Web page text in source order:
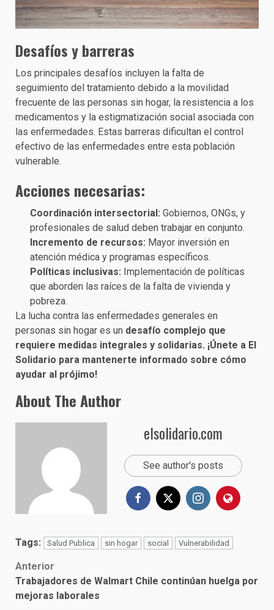
Desafíos y barreras
Los principales desafíos incluyen la falta de
seguimiento del tratamiento debido a la movilidad
frecuente de las personas sin hogar, la resistencia a los
medicamentos y la estigmatización social asociada con
las enfermedades. Estas barreras dificultan el control
efectivo de las enfermedades entre esta población
vulnerable.
Acciones necesarias:
Coordinación intersectorial: Gobiernos, ONGs, y
profesionales de salud deben trabajar en conjunto.
Incremento de recursos: Mayor inversión en
atención médica y programas específicos.
Políticas inclusivas: Implementación de políticas
que aborden las raíces de la falta de vivienda y
pobreza.
La lucha contra las enfermedades generales en
personas sin hogar es un desafío complejo que
requiere medidas integrales y solidarias. ¡Únete a El
Solidario para mantenerte informado sobre cómo
ayudar al prójimo!
About The Author
elsolidario.com
See author's posts
Tags: Salud Publica sin hogar social Vulnerabilidad
Post
navigation
Anterior
Trabajadores de Walmart Chile continúan huelga por
mejoras laborales